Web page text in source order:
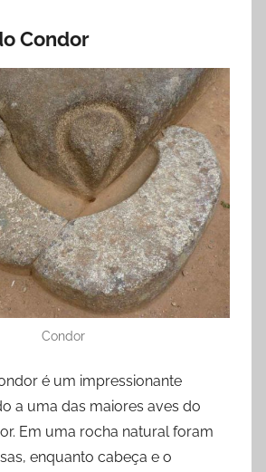
Condor
Condor
é um impressionante
a uma das maiores aves do
Em uma rocha natural foram
enquanto cabeça e o